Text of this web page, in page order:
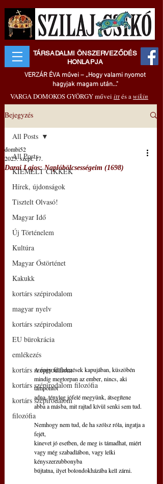
TÁRSADALMI ÖNSZERVEZŐDÉS
HONLAPJA
VERZÁR ÉVA művei – „Hogy valami nyomot
hagyjak magam után..."
VARGA DOMOKOS GYÖRGY művei ittés awikin
Bejegyzés
All Posts
KIEMELT CIKKEK
Hírek, újdonságok
Tisztelt Olvasó!
Magyar Idő
Új Történelem
Kultúra
Magyar Őstörténet
Kakukk
kortárs szépirodalom
magyar nyelv
kortárs szépirodalom
EU bürokrácia
emlékezés
kortárs szépirodalom
kortárs szépirodalom filozófia
kortárs szépirodalom
filozófia
All Posts
Darai Lajos: Naplóbölcsességeim (1698)
dombi52
2025. szept. 17.
A nagy felfedezések kapujában, küszöbén
mindig megtorpan az ember, nincs, aki
támpontot
adna, tényleg jófelé megyünk, átsegítene
abba a másba, mit rajtad kívül senki sem tud.
Nemhogy nem tud, de ha szólsz róla, ingatja a
fejét,
kinevet jó esetben, de meg is támadhat, miért
vagy még szabadlábon, vagy lelki
kényszerzubbonyba
bújtatna, ilyet bolondokházába kell zárni.